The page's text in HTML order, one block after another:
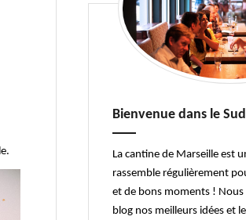
Bienvenue dans le Sud
La cantine de Marseille est
rassemble régulièrement
et de bons moments ! Nous
blog nos meilleurs idées et